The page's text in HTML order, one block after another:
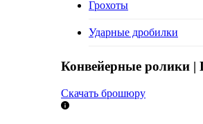
Грохоты
Ударные дробилки
Конвейерные ролики |
Скачать брошюру